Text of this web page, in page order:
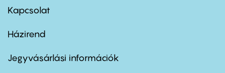
firstKapcsolat
Footer
second
Házirend
Jegyvásárlási információk